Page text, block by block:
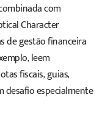
com
Character
de gestão financeira
leem
fiscais, guias,
desafio especialmente